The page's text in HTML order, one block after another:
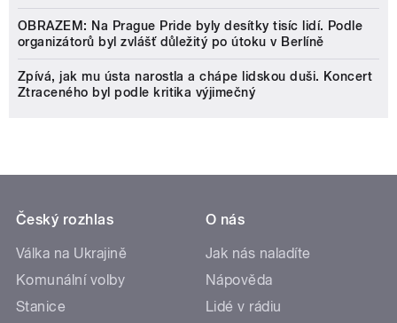
OBRAZEM: Na Prague Pride byly desítky tisíc lidí. Podle
organizátorů byl zvlášť důležitý po útoku v Berlíně
Zpívá, jak mu ústa narostla a chápe lidskou duši. Koncert
Ztraceného byl podle kritika výjimečný
Český rozhlas
Válka na Ukrajině
Komunální volby
Stanice
O nás
Jak nás naladíte
Nápověda
Lidé v rádiu